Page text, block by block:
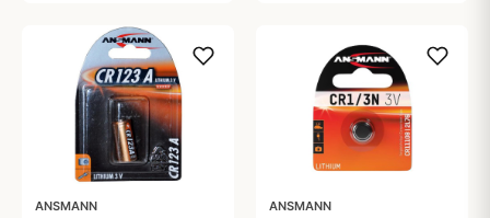
ANSMANN ANSMANN